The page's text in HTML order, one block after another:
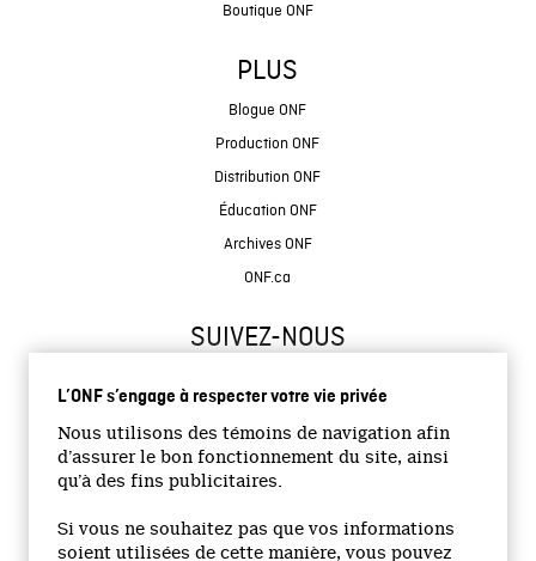
L’ONF s’engage à respecter votre vie privée
Nous utilisons des témoins de navigation afin
d’assurer le bon fonctionnement du site, ainsi
qu’à des fins publicitaires.
Si vous ne souhaitez pas que vos informations
soient utilisées de cette manière, vous pouvez
Boutique ONF
PLUS
Blogue ONF
Production ONF
Distribution ONF
Éducation ONF
Archives ONF
ONF.ca
SUIVEZ-NOUS
Site institutionnel